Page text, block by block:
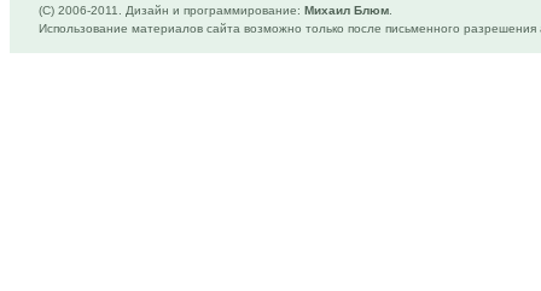
(C) 2006-2011. Дизайн и программирование: Михаил Блюм
Использование материалов сайта возможно только после письменного разрешения